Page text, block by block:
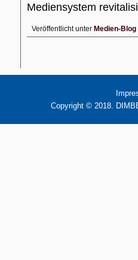
Mediensystem
Veröffentlicht unter Medien-Blog
Copyright © 2018.